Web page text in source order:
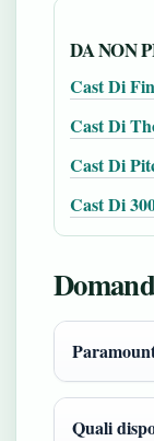
DA NON
Cast Di
Cast Di
Cast Di
Cast Di
Quali